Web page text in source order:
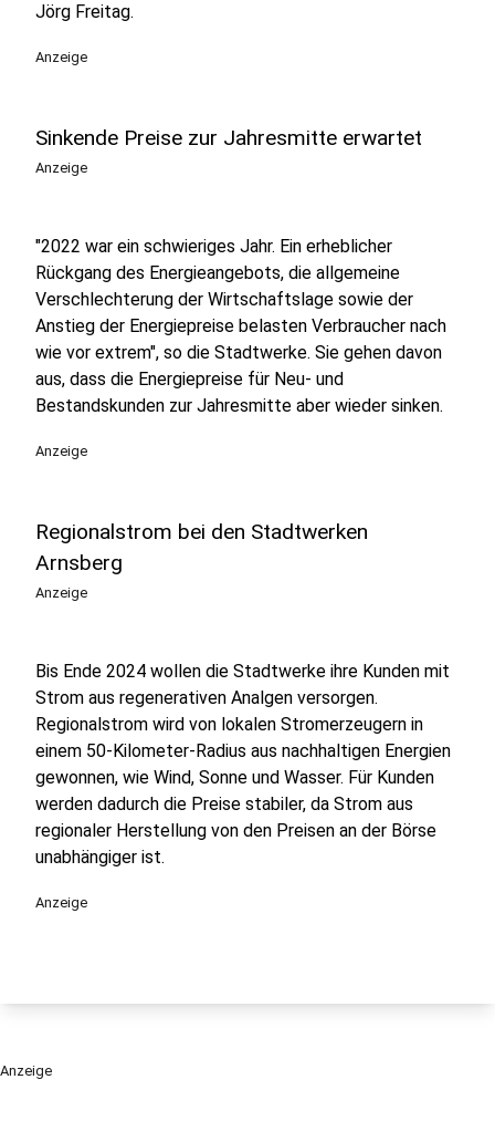
Jörg Freitag.
Anzeige
Sinkende Preise zur Jahresmitte erwartet
Anzeige
"2022 war ein schwieriges Jahr. Ein erheblicher
Rückgang des Energieangebots, die allgemeine
Verschlechterung der Wirtschaftslage sowie der
Anstieg der Energiepreise belasten Verbraucher nach
wie vor extrem", so die Stadtwerke. Sie gehen davon
aus, dass die Energiepreise für Neu- und
Bestandskunden zur Jahresmitte aber wieder sinken.
Anzeige
Regionalstrom bei den Stadtwerken
Arnsberg
Anzeige
Bis Ende 2024 wollen die Stadtwerke ihre Kunden mit
Strom aus regenerativen Analgen versorgen.
Regionalstrom wird von lokalen Stromerzeugern in
einem 50-Kilometer-Radius aus nachhaltigen Energien
gewonnen, wie Wind, Sonne und Wasser. Für Kunden
werden dadurch die Preise stabiler, da Strom aus
regionaler Herstellung von den Preisen an der Börse
unabhängiger ist.
Anzeige
Anzeige